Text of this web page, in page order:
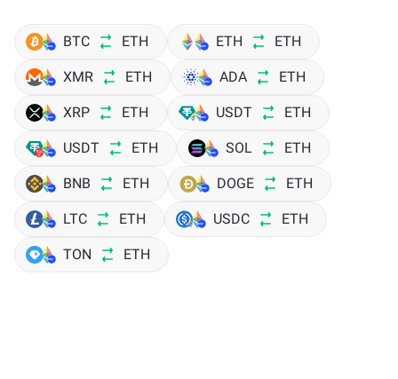
BTC ETH ETH ETH
XMR ETH ADA ETH
XRP ETH USDT ETH
USDT ETH SOL ETH
BNB ETH DOGE ETH
LTC ETH USDC ETH
TON ETH